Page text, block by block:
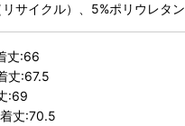
サイクル）、5%ポリウレタン
丈:66
丈:67.5
:69
丈:70.5